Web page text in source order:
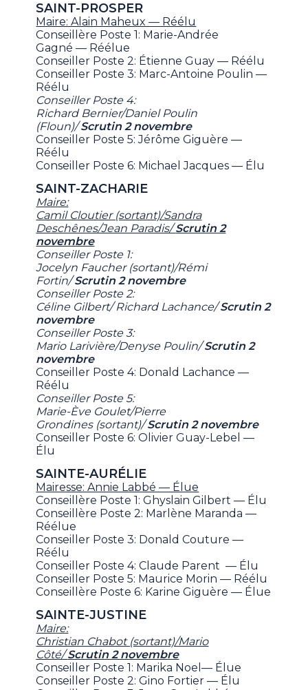
SAINT-PROSPER
Maire: Alain Maheux — Réélu
Conseillère Poste 1: Marie-Andrée
Gagné — Réélue
Conseiller Poste 2: Étienne Guay — Réélu
Conseiller Poste 3: Marc-Antoine Poulin —
Réélu
Conseiller Poste 4:
Richard Bernier/Daniel Poulin
(Floun)/Scrutin 2 novembre
Conseiller Poste 5: Jérôme Giguère —
Réélu
Conseiller Poste 6: Michael Jacques — Élu
SAINT-ZACHARIE
Maire:
Camil Cloutier (sortant)/Sandra
Deschênes/Jean Paradis/Scrutin 2
novembre
Conseiller Poste 1:
Jocelyn Faucher (sortant)/Rémi
Fortin/Scrutin 2 novembre
Conseiller Poste 2:
Céline Gilbert/ Richard Lachance/Scrutin 2
novembre
Conseiller Poste 3:
Mario Larivière/Denyse Poulin/Scrutin 2
novembre
Conseiller Poste 4: Donald Lachance —
Réélu
Conseiller Poste 5:
Marie-Ève Goulet/Pierre
Grondines (sortant)/Scrutin 2 novembre
Conseiller Poste 6: Olivier Guay-Lebel —
Élu
SAINTE-AURÉLIE
Mairesse: Annie Labbé — Élue
Conseillère Poste 1: Ghyslain Gilbert — Élu
Conseillère Poste 2: Marlène Maranda —
Réélue
Conseiller Poste 3: Donald Couture —
Réélu
Conseiller Poste 4: Claude Parent — Élu
Conseiller Poste 5: Maurice Morin — Réélu
Conseillère Poste 6: Karine Giguère — Élue
SAINTE-JUSTINE
Maire:
Christian Chabot (sortant)/Mario
Côté/Scrutin 2 novembre
Conseiller Poste 1: Marika Noel— Élue
Conseiller Poste 2: Gino Fortier — Élu